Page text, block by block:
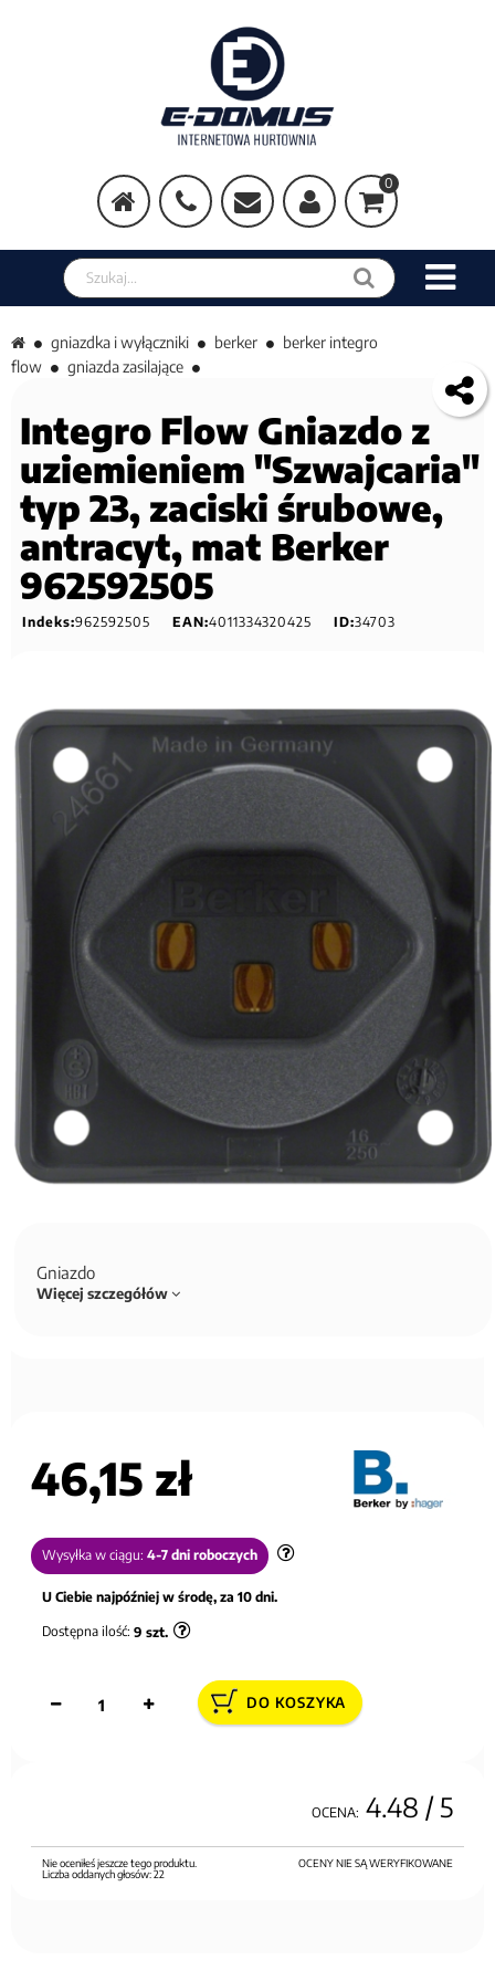
0
Szukaj w sklepie
gniazdka i wyłączniki berker
berker integro
flow
gniazda zasilające
Integro Flow Gniazdo z
uziemieniem "Szwajcaria"
typ 23, zaciski śrubowe,
antracyt, mat Berker
962592505
Indeks:962592505 EAN:4011334320425 ID:34703
Gniazdo
Więcej szczegółów
46,15 zł
Wysyłka w ciągu: 4-7 dni roboczych
U Ciebie najpóźniej w środę, za 10 dni.
Dostępna ilość: 9 szt.
DO KOSZYKA
OCENA: 4.48 / 5
OCENY NIE SĄ WERYFIKOWANE
Nie oceniłeś jeszcze tego produktu.
Liczba oddanych głosów:22